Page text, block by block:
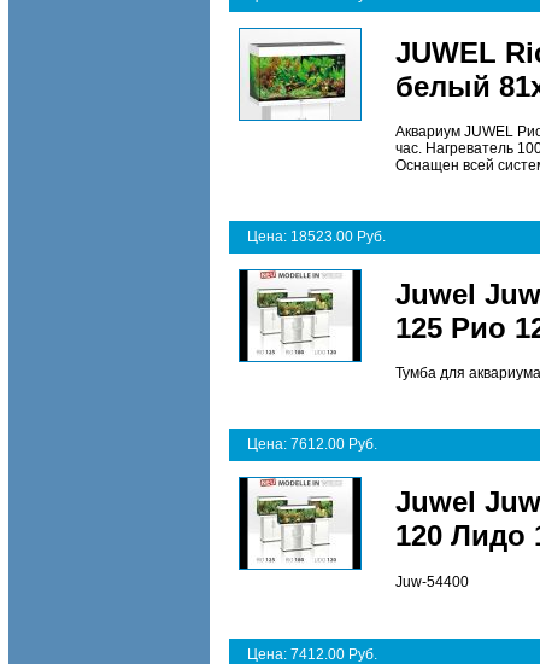
JUWEL
белый
Аквариум JUWEL
час. Нагреватель
Оснащен всей
Цена: 18523.00 Руб.
Juwel
125 Рио
Тумба для
Цена: 7612.00 Руб.
Juwel
120 Лидо
Juw-54400
Цена: 7412.00 Руб.